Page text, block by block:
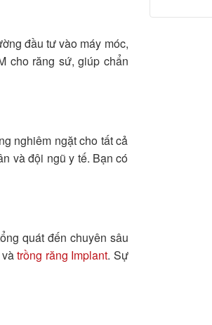
đầu tư vào máy móc,
cho răng sứ, giúp chẩn
nghiêm ngặt cho tất cả
và đội ngũ y tế. Bạn có
quát đến chuyên sâu
vàtrồng răng Implant. Sự